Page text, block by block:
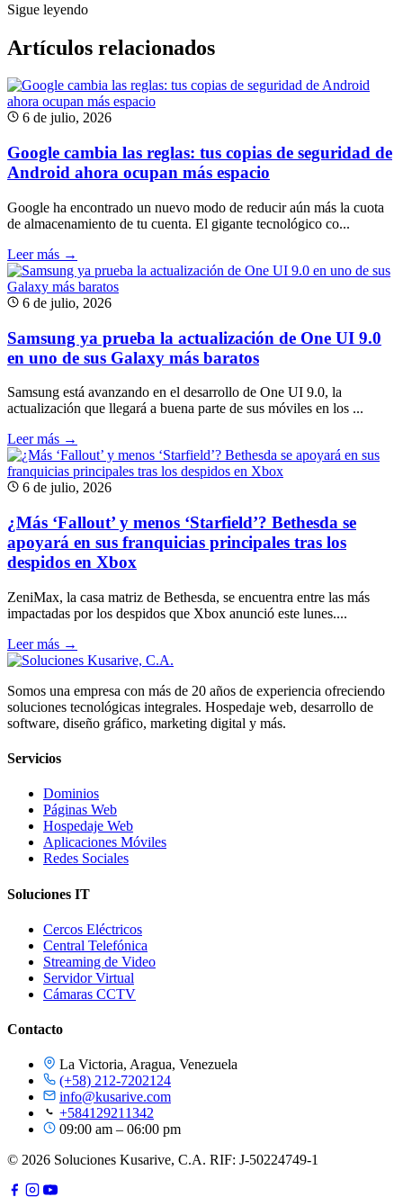
Sigue leyendo
Artículos relacionados
6 de julio, 2026
Google cambia las reglas: tus copias de seguridad de
Android ahora ocupan más espacio
Google ha encontrado un nuevo modo de reducir aún más la cuota
de almacenamiento de tu cuenta. El gigante tecnológico co...
Leer más →
6 de julio, 2026
Samsung ya prueba la actualización de One UI 9.0
en uno de sus Galaxy más baratos
Samsung está avanzando en el desarrollo de One UI 9.0, la
actualización que llegará a buena parte de sus móviles en los ...
Leer más →
6 de julio, 2026
¿Más ‘Fallout’ y menos ‘Starfield’? Bethesda se
apoyará en sus franquicias principales tras los
despidos en Xbox
ZeniMax, la casa matriz de Bethesda, se encuentra entre las más
impactadas por los despidos que Xbox anunció este lunes....
Leer más →
Somos una empresa con más de 20 años de experiencia ofreciendo
soluciones tecnológicas integrales. Hospedaje web, desarrollo de
software, diseño gráfico, marketing digital y más.
Servicios
Dominios
Páginas Web
Hospedaje Web
Aplicaciones Móviles
Redes Sociales
Soluciones IT
Cercos Eléctricos
Central Telefónica
Streaming de Video
Servidor Virtual
Cámaras CCTV
Contacto
La Victoria, Aragua, Venezuela
(+58) 212-7202124
info@kusarive.com
+584129211342
09:00 am – 06:00 pm
© 2026 Soluciones Kusarive, C.A. RIF: J-50224749-1